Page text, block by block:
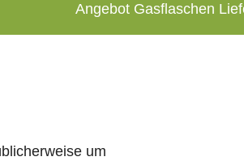
Angebot Gasflaschen
um